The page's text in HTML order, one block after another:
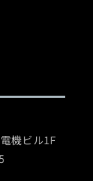
機ビル1F